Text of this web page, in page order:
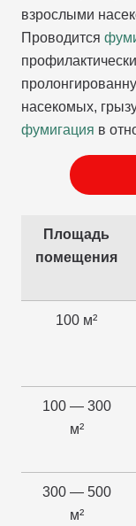
взрослыми
Проводится
насекомых,
фумигация в
Площадь
помещения
100 м²
100 — 300
м²
300 — 500
м²